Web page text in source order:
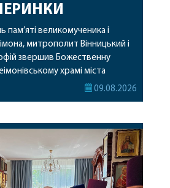
пам’яті великомученика і
митрополит Вінницький і
звершив Божественну
храмі міста
богослужіння
мощей. Митрополиту
секретар єпархії
благочинний
протоієрей Ярослав
[…]
09.08.2026